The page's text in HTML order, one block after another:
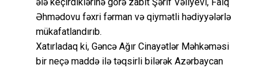
ələ keçirdiklərinə görə zabit Şərif Vəliyevi, Faiq
Əhmədovu fəxri fərman və qiymətli hədiyyələrlə
mükafatlandırıb.
Xatırladaq ki, Gəncə Ağır Cinayətlər Məhkəməsi
bir neçə maddə ilə təqsirli bilərək Azərbaycan